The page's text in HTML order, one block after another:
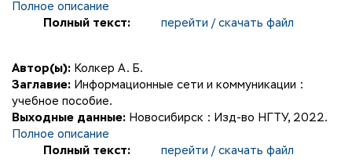
Полное описание
Полный текст:
перейти / скачать файл
Автор(ы): Колкер А. Б.
Заглавие: Информационные сети и коммуникации :
учебное пособие.
Выходные данные: Новосибирск : Изд-во НГТУ, 2022.
Полное описание
Полный текст:
перейти / скачать файл